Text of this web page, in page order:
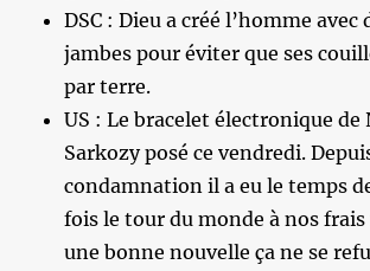
DSC : Dieu a créé l’homme avec
jambes pour éviter que ses
par terre.
US : Le bracelet électronique de
Sarkozy posé ce vendredi.
condamnation il a eu le temps
fois le tour du monde à nos
une bonne nouvelle ça ne se